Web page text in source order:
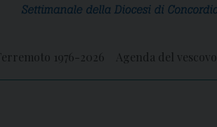
1976-2026 Agenda del vescovo